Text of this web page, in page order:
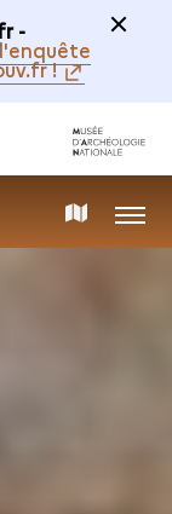
-
!
MAP MENU